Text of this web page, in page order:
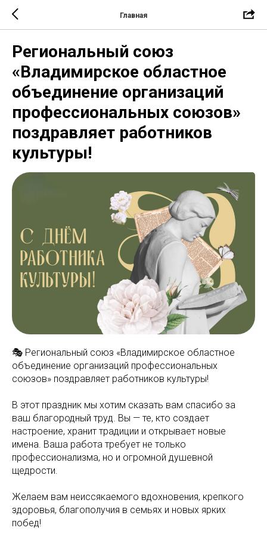
Главная
Региональный союз
«Владимирское областное
объединение организаций
профессиональных союзов»
поздравляет работников
культуры!
🎭 Региональный союз «Владимирское областное
объединение организаций профессиональных
союзов» поздравляет работников культуры!
В этот праздник мы хотим сказать вам спасибо за
ваш благородный труд. Вы — те, кто создает
настроение, хранит традиции и открывает новые
имена. Ваша работа требует не только
профессионализма, но и огромной душевной
щедрости.
Желаем вам неиссякаемого вдохновения, крепкого
здоровья, благополучия в семьях и новых ярких
побед!